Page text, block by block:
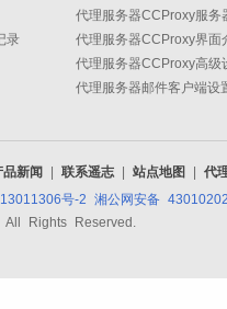
录
代理服务器CCProxy服务
代理服务器CCProxy界面
品新闻 联系遥志 站点地图
代
号-2 湘公网安备
All Rights Reserved.